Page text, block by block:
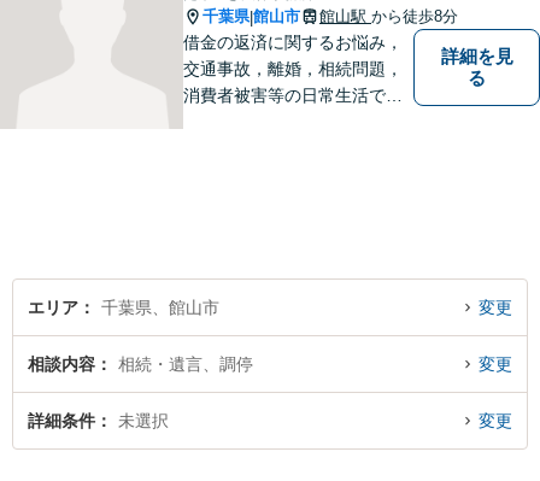
千葉県|館山市 館山駅 から徒歩8分
借金の返済に関するお悩み，
交通事故，離婚，相続問題，
消費者被害等の日常生活で生
詳細を見
る
エリア 千葉県、館山市 変更
相談内容 相続・遺言、調停 変更
詳細条件 未選択 変更